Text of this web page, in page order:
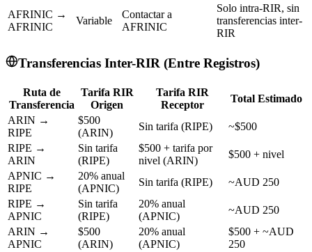
AFRINIC →
AFRINIC
Variable
Contactar a
AFRINIC
Solo intra-RIR, sin
transferencias inter-
RIR
Transferencias Inter-RIR (Entre Registros)
Ruta de
Transferencia
Tarifa RIR
Origen
Tarifa RIR
Receptor
Total Estimado
ARIN →
RIPE
$500
(ARIN)
Sin tarifa (RIPE)
~$500
RIPE →
ARIN
Sin tarifa
(RIPE)
$500 + tarifa por
nivel (ARIN)
$500 + nivel
APNIC →
RIPE
20% anual
(APNIC)
Sin tarifa (RIPE)
~AUD 250
RIPE →
APNIC
Sin tarifa
(RIPE)
20% anual
(APNIC)
~AUD 250
ARIN →
APNIC
$500
(ARIN)
20% anual
(APNIC)
$500 + ~AUD
250